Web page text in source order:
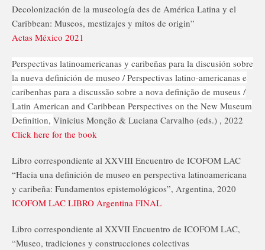
Decolonización de la museología des de América Latina y el
Caribbean: Museos, mestizajes y mitos de origin”
Actas México 2021
Perspectivas latinoamericanas y caribeñas para la discusión sobre
la nueva definición de museo / Perspectivas latino-americanas e
caribenhas para a discussão sobre a nova definição de museus /
Latin American and Caribbean Perspectives on the New Museum
Definition, Vinicius Monção & Luciana Carvalho (eds.) , 2022
Click here for the book
Libro correspondiente al XXVIII Encuentro de ICOFOM LAC
“Hacia una definición de museo en perspectiva latinoamericana
y caribeña: Fundamentos epistemológicos”, Argentina, 2020
ICOFOM LAC LIBRO Argentina FINAL
Libro correspondiente al XXVII Encuentro de ICOFOM LAC,
“Museo, tradiciones y construcciones colectivas